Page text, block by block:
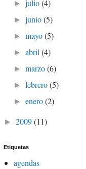
►julio(4)
►junio(5)
►mayo(5)
►abril(4)
►marzo(6)
►febrero(5)
►enero(2)
► 2009(11)
Etiquetas
agendas